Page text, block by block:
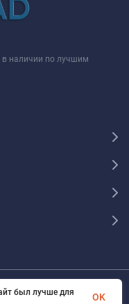
в наличии по лучшим
защищены
был лучше для
OK